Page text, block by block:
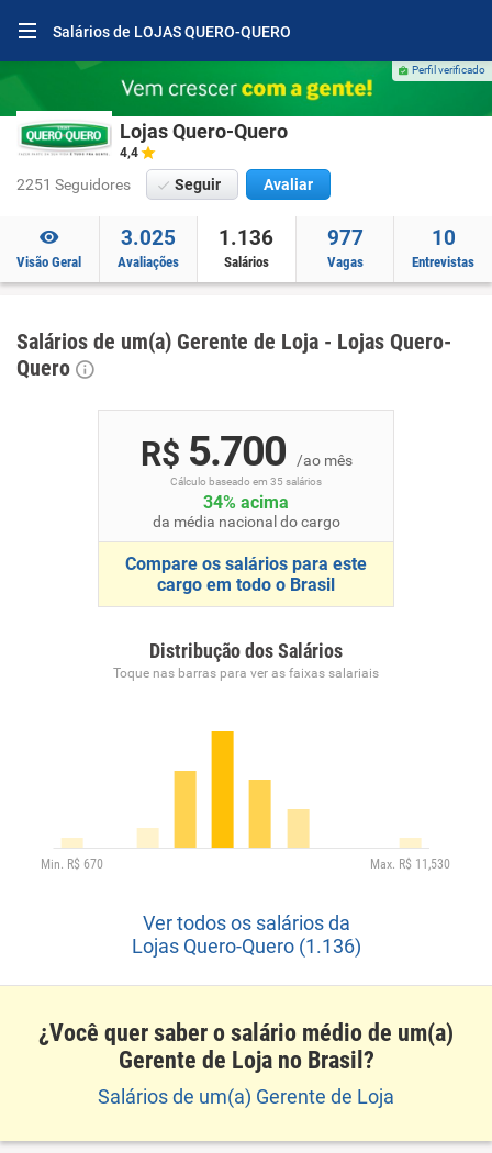
Salários de LOJAS QUERO-QUERO
Perfil verificado
Lojas Quero-Quero
4,4
2251 Seguidores Seguir Avaliar
Visão Geral
3.025
Avaliações
1.136
Salários
977
Vagas
10
Entrevistas
Salários de um(a) Gerente de Loja - Lojas Quero-
Quero
R$ 5.700 /ao mês
Cálculo baseado em 35 salários
34% acima
da média nacional do cargo
Compare os salários para este
cargo em todo o Brasil
Distribução dos Salários
Toque nas barras para ver as faixas salariais
Ver todos os salários da
Lojas Quero-Quero (1.136)
¿Você quer saber o salário médio de um(a)
Gerente de Loja no Brasil?
Salários de um(a) Gerente de Loja